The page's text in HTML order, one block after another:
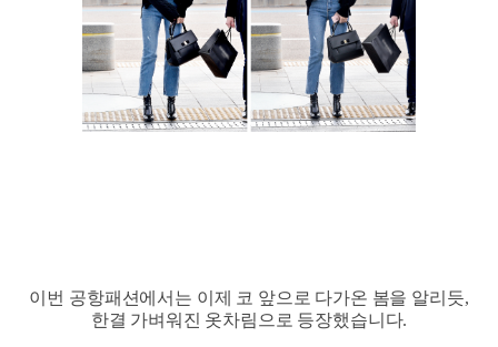
이번 공항패션에서는 이제 코 앞으로 다가온 봄을 알리듯,
한결 가벼워진 옷차림으로 등장했습니다.